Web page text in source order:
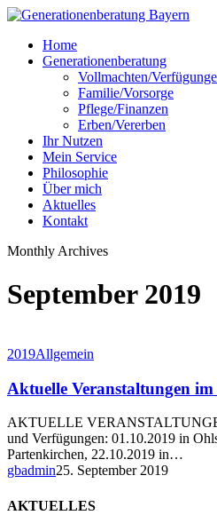
Skip
main
content
Menu
Home
Generationenberatung
Vollmachten/
Familie/Vorsorge
Pflege/Finanzen
Erben/Vererben
Ihr Nutzen
Mein Service
Philosophie
Über mich
Aktuelles
Kontakt
Monthly Archives
September 2019
Aktuelle
im
Oktober
2019
2019Allgemein
Aktuelle Veranstaltungen
AKTUELLE
und Verfügungen: 01.10.2019 in
Partenkirchen, 22.10.2019 in…
gbadmin25. September 2019
AKTUELLES